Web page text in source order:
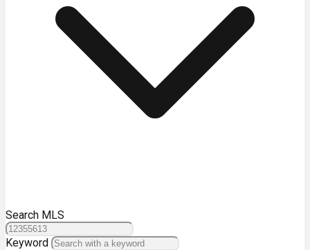
Search MLS
Keyword